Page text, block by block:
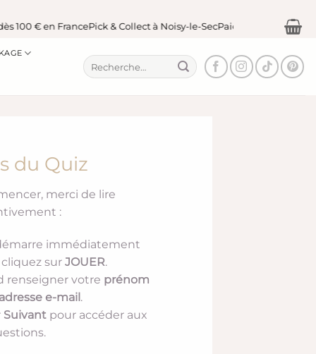
€ en FrancePick & Collect à Noisy-le-SecPaiement sécurisé
Recherche
pour :
du Quiz
merci de lire
:
immédiatement
sur JOUER.
renseigner votre prénom
e-mail.
Suivantpour accéder aux